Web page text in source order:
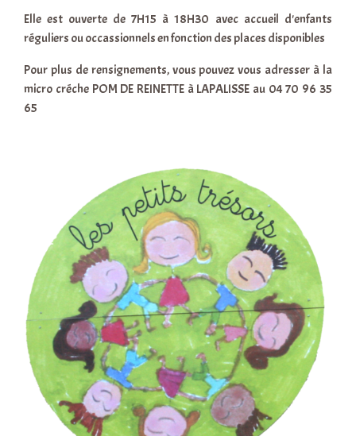
Elle est ouverte de 7H15 à 18H30 avec accueil d'enfants
réguliers ou occassionnels en fonction des places disponibles
Pour plus de rensignements, vous pouvez vous adresser à la
micro créche POM DE REINETTE à LAPALISSE au 04 70 96 35
65